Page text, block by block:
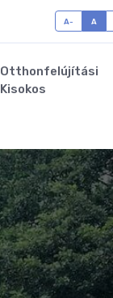
A- A
Otthonfelújítási
Kisokos